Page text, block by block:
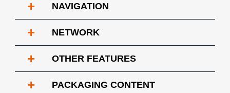
+ NAVIGATION
+ NETWORK
+ OTHER FEATURES
+ PACKAGING CONTENT